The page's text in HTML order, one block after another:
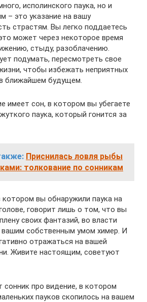
исполинского паука, но и
– это указание на вашу
страстям. Вы легко поддаетесь
может через некоторое время
стыду, разоблачению.
подумать, пересмотреть свое
чтобы избежать неприятных
ближайшем будущем.
имеет сон, в котором вы убегаете
паука, который гонится за
Приснилась ловля рыбы
толкование по сонникам
котором вы обнаружили паука на
говорит лишь о том, что вы
своих фантазий, во власти
собственным умом химер. И
отражаться на вашей
Живите настоящим, советуют
сонник про видение, в котором
пауков скопилось на вашем